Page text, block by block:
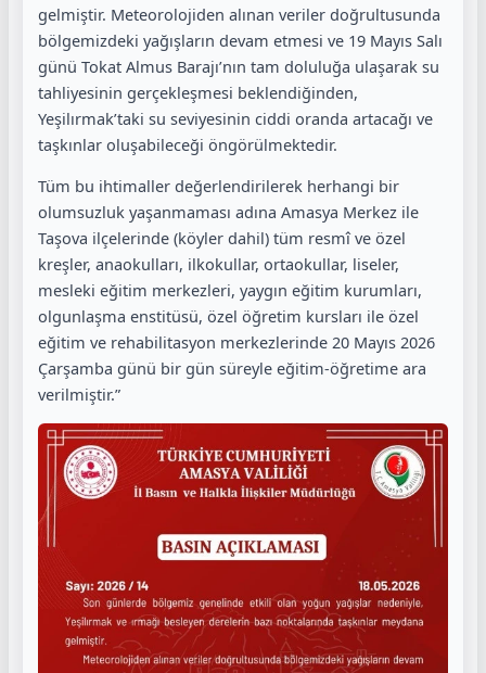
gelmiştir. Meteorolojiden alınan veriler doğrultusunda
bölgemizdeki yağışların devam etmesi ve 19 Mayıs Salı
günü Tokat Almus Barajı’nın tam doluluğa ulaşarak su
tahliyesinin gerçekleşmesi beklendiğinden,
Yeşilırmak’taki su seviyesinin ciddi oranda artacağı ve
taşkınlar oluşabileceği öngörülmektedir.
Tüm bu ihtimaller değerlendirilerek herhangi bir
olumsuzluk yaşanmaması adına Amasya Merkez ile
Taşova ilçelerinde (köyler dahil) tüm resmî ve özel
kreşler, anaokulları, ilkokullar, ortaokullar, liseler,
mesleki eğitim merkezleri, yaygın eğitim kurumları,
olgunlaşma enstitüsü, özel öğretim kursları ile özel
eğitim ve rehabilitasyon merkezlerinde 20 Mayıs 2026
Çarşamba günü bir gün süreyle eğitim-öğretime ara
verilmiştir.”